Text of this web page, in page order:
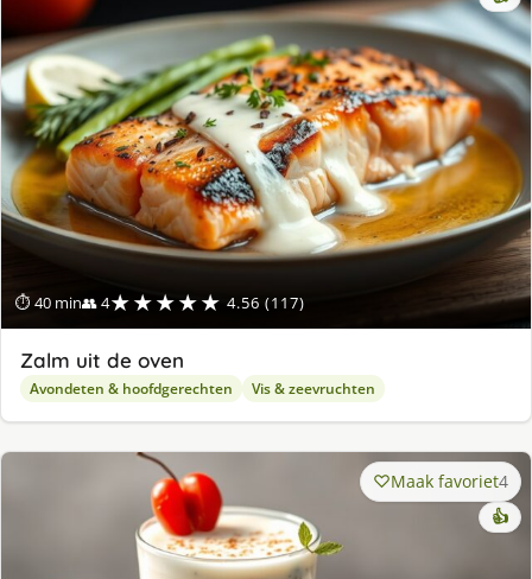
⏱ 40 min👥 4★★★★★ 4.56 (117)
Zalm uit de oven
Avondeten & hoofdgerechten Vis & zeevruchten
Maak favoriet4
👍